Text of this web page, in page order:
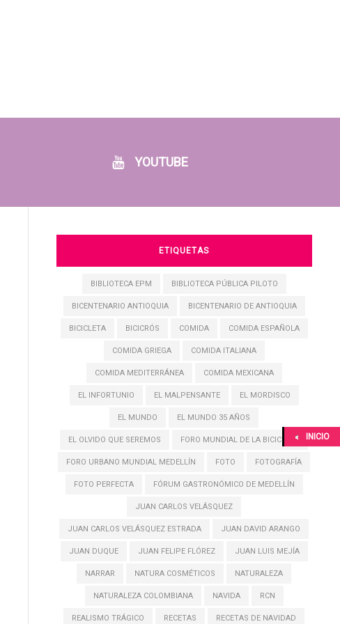
YOUTUBE
ETIQUETAS
BIBLIOTECA EPM BIBLIOTECA PÚBLICA PILOTO
BICENTENARIO ANTIOQUIA BICENTENARIO DE ANTIOQUIA
BICICLETA BICICRÓS COMIDA COMIDA ESPAÑOLA
COMIDA GRIEGA COMIDA ITALIANA
COMIDA MEDITERRÁNEA COMIDA MEXICANA
EL INFORTUNIO EL MALPENSANTE EL MORDISCO
EL MUNDO EL MUNDO 35 AÑOS
EL OLVIDO QUE SEREMOS FORO MUNDIAL DE LA BICICLETA
FORO URBANO MUNDIAL MEDELLÍN FOTO FOTOGRAFÍA
FOTO PERFECTA FÓRUM GASTRONÓMICO DE MEDELLÍN
JUAN CARLOS VELÁSQUEZ
JUAN CARLOS VELÁSQUEZ ESTRADA JUAN DAVID ARANGO
JUAN DUQUE JUAN FELIPE FLÓREZ JUAN LUIS MEJÍA
NARRAR NATURA COSMÉTICOS NATURALEZA
NATURALEZA COLOMBIANA NAVIDA RCN
REALISMO TRÁGICO RECETAS RECETAS DE NAVIDAD
INICIO